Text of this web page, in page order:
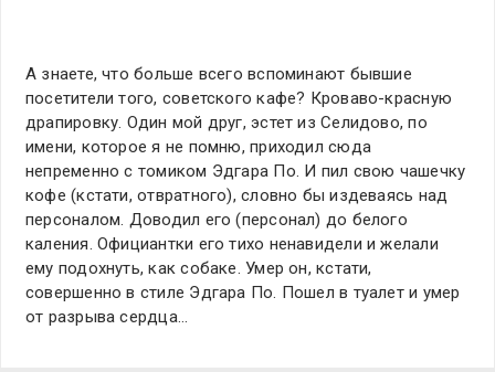
А знаете, что больше всего вспоминают бывшие
посетители того, советского кафе? Кроваво-красную
драпировку. Один мой друг, эстет из Селидово, по
имени, которое я не помню, приходил сюда
непременно с томиком Эдгара По. И пил свою чашечку
кофе (кстати, отвратного), словно бы издеваясь над
персоналом. Доводил его (персонал) до белого
каления. Официантки его тихо ненавидели и желали
ему подохнуть, как собаке. Умер он, кстати,
совершенно в стиле Эдгара По. Пошел в туалет и умер
от разрыва сердца…